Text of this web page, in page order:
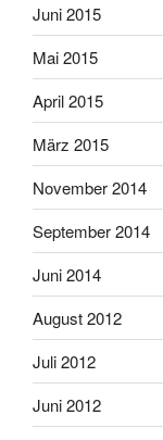
Juni 2015
Mai 2015
April 2015
März 2015
November 2014
September 2014
Juni 2014
August 2012
Juli 2012
Juni 2012